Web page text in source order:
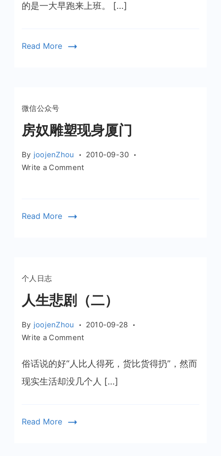
日
的是一大早跑来上班。 […]
Read More
微信公众号
房奴雕塑现身厦门
By joojenZhou
2010-09-30
Write a Commenton
Read More
个人日志
人生悲剧（二）
By joojenZhou
2010-09-28
Write a Commenton
生
悲
剧
俗话说的好“人比人得死，货比货得扔”，然而
现实生活却没几个人 […]
Read More